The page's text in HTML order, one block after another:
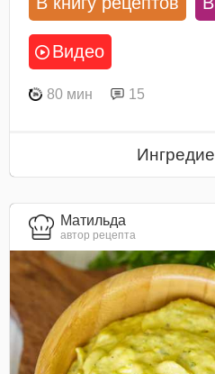
Видео
80 мин 15
Матильда
автор рецепта